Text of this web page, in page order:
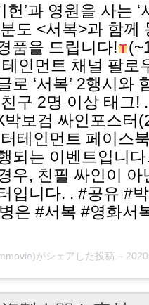
’과 영원을 사는 ‘
도 <서복>과 함께
품을 드립니다!
인먼트 채널 팔로
로 ‘서복’ 2행시와
구 2명 이상 태그!
박보검 싸인포스
테인먼트 페이스
되는 이벤트입니
우, 친필 싸인이 아
입니다. . #공유 #
은 #서복 #영화서
がシェアした投稿 – 2020